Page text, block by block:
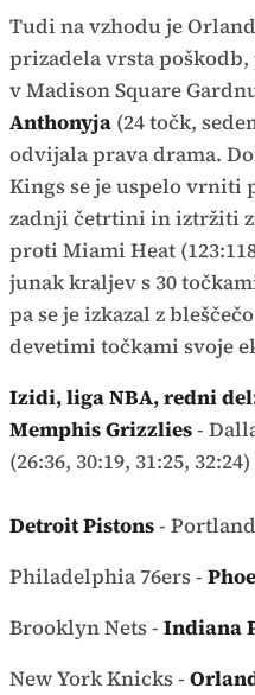
Tudi na vzhodu je
prizadela vrsta
v Madison Square
Anthonyja (24 točk,
odvijala prava drama.
Kings se je uspelo vrniti
zadnji četrtini in iztržiti
proti Miami Heat
junak kraljev s 30
pa se je izkazal z
devetimi točkami svoje
Izidi, liga NBA,
Memphis Grizzlies-
(26:36, 30:19, 31:25, 32:24)
Detroit Pistons-
Philadelphia 76ers -
Brooklyn Nets -
New York Knicks -